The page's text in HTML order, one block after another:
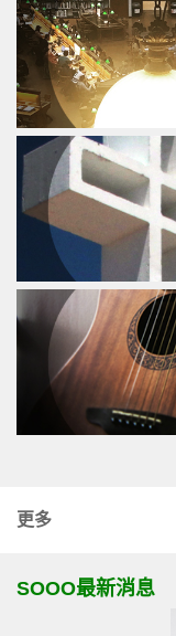
更多
SOOO最新消息